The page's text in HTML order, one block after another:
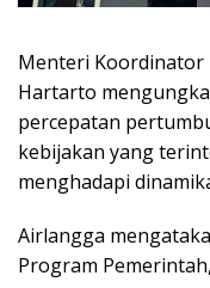
Menteri Koordinator
Hartarto
percepatan
kebijakan yang
menghadapi
Airlangga
Program